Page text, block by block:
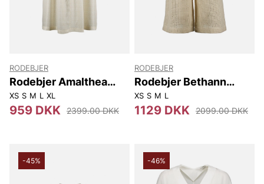
RODEBJER
Rodebjer Amalthea
Brush
XS S M L XL
959 DKK 2399.00 DKK
RODEBJER
Rodebjer Bethann
Cotton
XS S M L
1129 DKK 2099.00 DKK
-45% -46%